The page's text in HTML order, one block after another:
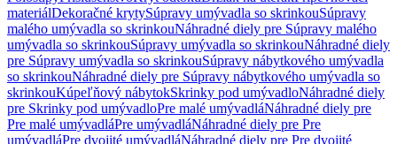
materiálDekoračné krytySúpravy umývadla so skrinkouSúpravy
malého umývadla so skrinkouNáhradné diely pre Súpravy malého
umývadla so skrinkouSúpravy umývadla so skrinkouNáhradné diely
pre Súpravy umývadla so skrinkouSúpravy nábytkového umývadla
so skrinkouNáhradné diely pre Súpravy nábytkového umývadla so
skrinkouKúpeľňový nábytokSkrinky pod umývadloNáhradné diely
pre Skrinky pod umývadloPre malé umývadláNáhradné diely pre
Pre malé umývadláPre umývadláNáhradné diely pre Pre
umývadláPre dvojité umývadláNáhradné diely pre Pre dvojité